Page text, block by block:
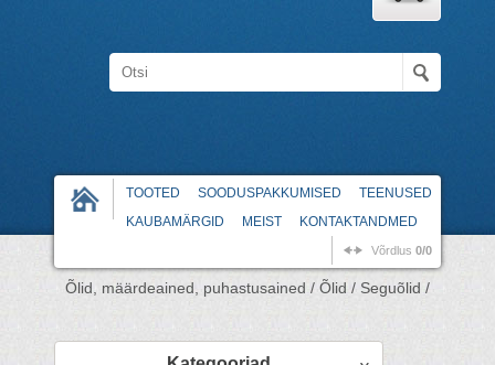
TOOTED SOODUSPAKKUMISED
TEENUSED
KAUBAMÄRGID
MEIST KONTAKTANDMED
Võrdlus 0/0
Õlid, määrdeained, puhastusained / Õlid / Seguõlid /